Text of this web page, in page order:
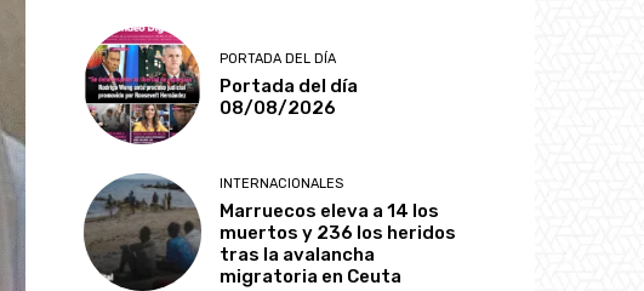
PORTADA DEL DÍA
Portada del día
08/08/2026
INTERNACIONALES
Marruecos eleva a 14 los
muertos y 236 los heridos
tras la avalancha
migratoria en Ceuta